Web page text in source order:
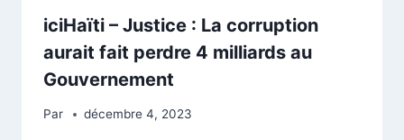
iciHaïti – Justice : La corruption
aurait fait perdre 4 milliards au
Gouvernement
Par décembre 4, 2023